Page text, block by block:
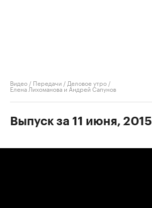
Видео / Передачи / Деловое утро /
Елена Лихоманова и Андрей Сапунов
Выпуск за 11 июня, 2015